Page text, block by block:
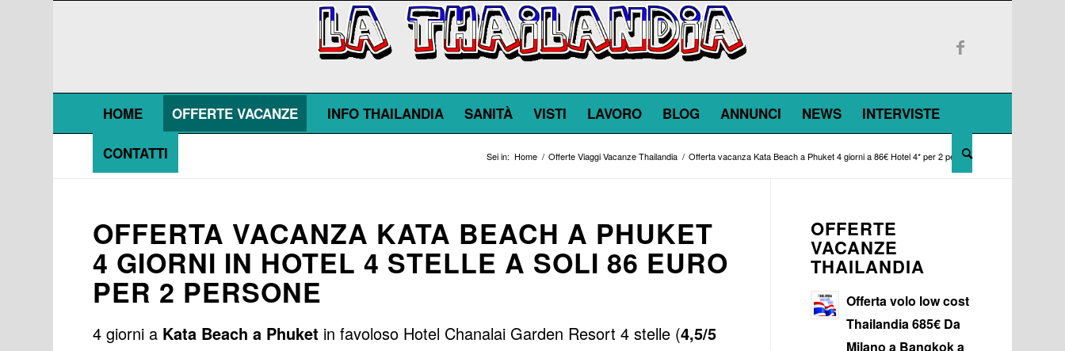
HOME OFFERTE VACANZE INFO THAILANDIA SANITÀ VISTI LAVORO BLOG ANNUNCI NEWS INTERVISTE
CONTATTI Sei in: Home / Offerte Viaggi Vacanze Thailandia / Offerta vacanza Kata Beach a Phuket 4 giorni a 86€ Hotel 4* per 2 pers...
OFFERTA VACANZA KATA BEACH A PHUKET
4 GIORNI IN HOTEL 4 STELLE A SOLI 86 EURO
PER 2 PERSONE
4 giorni a Kata Beach a Phuket in favoloso Hotel Chanalai Garden Resort 4 stelle (4,5/5
OFFERTE
VACANZE
THAILANDIA
Offerta volo low cost
Thailandia 685€ Da
Milano a Bangkok a